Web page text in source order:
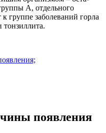
А, отдельного
группе заболеваний горла
появления